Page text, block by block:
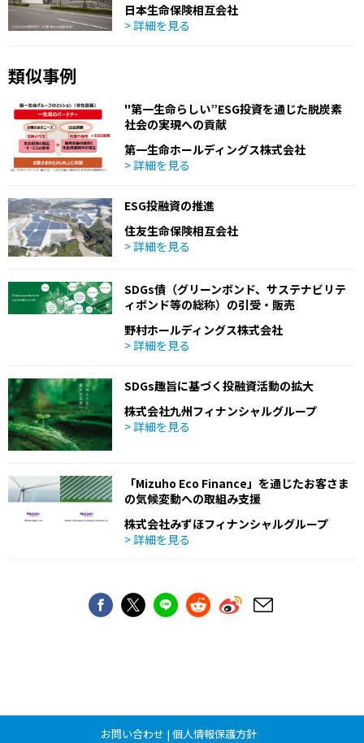
日本生命保険相互会社
> 詳細を見る
類似事例
"第一生命らしい”ESG投資を通じた脱炭素
社会の実現への貢献
第一生命ホールディングス株式会社
> 詳細を見る
ESG投融資の推進
住友生命保険相互会社
> 詳細を見る
SDGs債（グリーンボンド、サステナビリテ
ィボンド等の総称）の引受・販売
野村ホールディングス株式会社
> 詳細を見る
SDGs趣旨に基づく投融資活動の拡大
株式会社九州フィナンシャルグループ
> 詳細を見る
「Mizuho Eco Finance」を通じたお客さま
の気候変動への取組み支援
株式会社みずほフィナンシャルグループ
> 詳細を見る
お問い合わせ | 個人情報保護方針